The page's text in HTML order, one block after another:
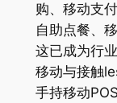
购、移动支
自助点餐、
这已成为行业
移动与接触
手持移动